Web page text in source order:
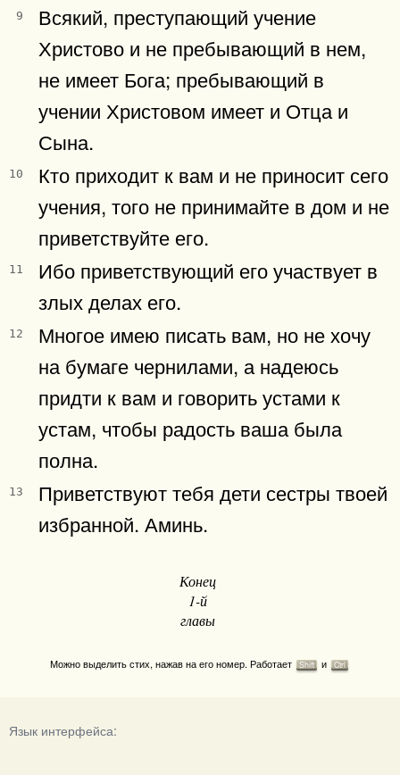
9
Всякий, преступающий учение
Христово и не пребывающий в нем,
не имеет Бога; пребывающий в
учении Христовом имеет и Отца и
Сына.
10
Кто приходит к вам и не приносит сего
учения, того не принимайте в дом и не
приветствуйте его.
11
Ибо приветствующий его участвует в
злых делах его.
12
Многое имею писать вам, но не хочу
на бумаге чернилами, а надеюсь
придти к вам и говорить устами к
устам, чтобы радость ваша была
полна.
13
Приветствуют тебя дети сестры твоей
избранной. Аминь.
Конец
1-й
главы
Можно выделить стих, нажав на его номер. Работает Shift и Ctrl
Язык интерфейса: